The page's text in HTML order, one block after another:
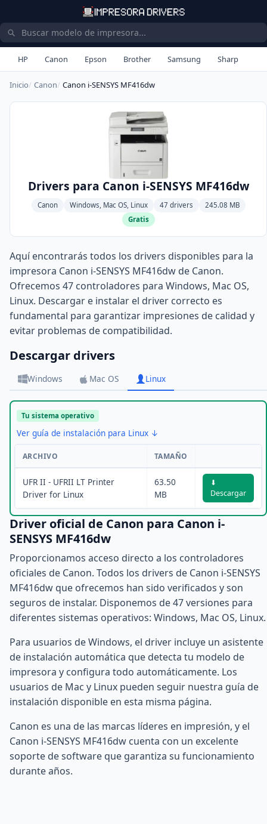
HP Canon Epson Brother Samsung Sharp
Inicio Canon Canon i-SENSYS MF416dw
Drivers para Canon i-SENSYS MF416dw
Canon Windows, Mac OS, Linux 47 drivers
245.08 MB
Gratis
Aquí encontrarás todos los drivers disponibles para la
impresora Canon i-SENSYS MF416dw de Canon.
Ofrecemos 47 controladores para Windows, Mac OS,
Linux. Descargar e instalar el driver correcto es
fundamental para garantizar impresiones de calidad y
evitar problemas de compatibilidad.
Descargar drivers
Windows Mac OS Linux
Tu sistema operativo
Ver guía de instalación para Linux ↓
ARCHIVO TAMAÑO
UFR II - UFRII LT Printer
Driver for Linux
63.50
MB
⬇
Descargar
Driver oficial de Canon para Canon i-
SENSYS MF416dw
Proporcionamos acceso directo a los controladores
oficiales de Canon. Todos los drivers de Canon i-SENSYS
MF416dw que ofrecemos han sido verificados y son
seguros de instalar. Disponemos de 47 versiones para
diferentes sistemas operativos: Windows, Mac OS, Linux.
Para usuarios de Windows, el driver incluye un asistente
de instalación automática que detecta tu modelo de
impresora y configura todo automáticamente. Los
usuarios de Mac y Linux pueden seguir nuestra guía de
instalación disponible en esta misma página.
Canon es una de las marcas líderes en impresión, y el
Canon i-SENSYS MF416dw cuenta con un excelente
soporte de software que garantiza su funcionamiento
durante años.